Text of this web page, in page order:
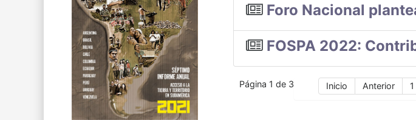
Foro Nacional
FOSPA 2022:
Página 1 de 3 Inicio Anterior 1